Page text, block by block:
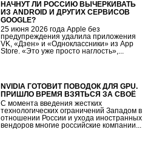
НАЧНУТ ЛИ РОССИЮ ВЫЧЕРКИВАТЬ
ИЗ ANDROID И ДРУГИХ СЕРВИСОВ
GOOGLE?
25 июня 2026 года Apple без
предупреждения удалила приложения
VK, «Дзен» и «Одноклассники» из App
Store. «Это уже просто наглость»,...
NVIDIA ГОТОВИТ ПОВОДОК ДЛЯ GPU.
ПРИШЛО ВРЕМЯ ВЗЯТЬСЯ ЗА СВОЁ
С момента введения жестких
технологических ограничений Западом в
отношении России и ухода иностранных
вендоров многие российские компании...